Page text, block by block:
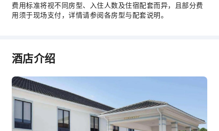
无障碍设施服务
费用标准将视不同房型、入住人数及住宿配套而异，且部分费
用须于现场支付，详情请参阅各房型与配套说明。
酒店介绍